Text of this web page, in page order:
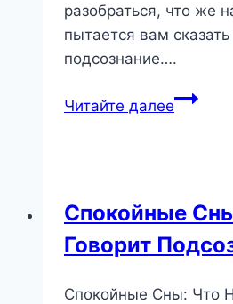
разобраться, что же
пытается вам
подсознание….
Читайте далее
или
Спокойные
Говорит
Спокойные Сны: Что